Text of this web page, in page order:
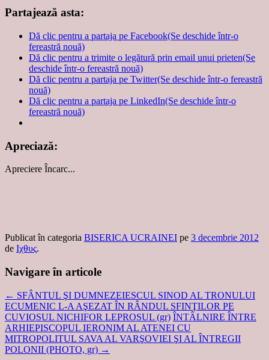
Partajează asta:
Dă clic pentru a partaja pe Facebook(Se deschide într-o
fereastră nouă)
Dă clic pentru a trimite o legătură prin email unui prieten(Se
deschide într-o fereastră nouă)
Dă clic pentru a partaja pe Twitter(Se deschide într-o fereastră
nouă)
Dă clic pentru a partaja pe LinkedIn(Se deschide într-o
fereastră nouă)
Apreciază:
Apreciere Încarc...
Publicat în categoria BISERICA UCRAINEI pe 3 decembrie 2012
de Ιχθυς.
Navigare în articole
← SFÂNTUL ŞI DUMNEZEIESCUL SINOD AL TRONULUI
ECUMENIC L-A AŞEZAT ÎN RÂNDUL SFINŢILOR PE
CUVIOSUL NICHIFOR LEPROSUL (gr) ÎNTÂLNIRE ÎNTRE
ARHIEPISCOPUL IERONIM AL ATENEI CU
MITROPOLITUL SAVA AL VARŞOVIEI ŞI AL ÎNTREGII
POLONII (PHOTO, gr) →